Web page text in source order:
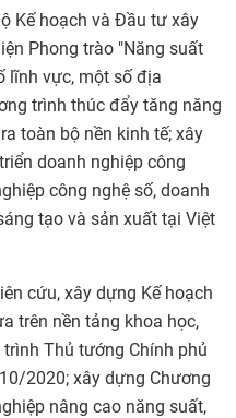
Kế hoạch và Đầu tư xây
Phong trào "Năng suất
lĩnh vực, một số địa
trình thúc đẩy tăng năng
toàn bộ nền kinh tế; xây
doanh nghiệp công
công nghệ số, doanh
tạo và sản xuất tại Việt
cứu, xây dựng Kế hoạch
trên nền tảng khoa học,
Thủ tướng Chính phủ
2020; xây dựng Chương
nâng cao năng suất,